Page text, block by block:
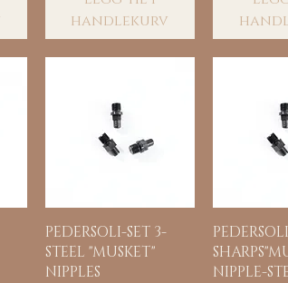
handlekurv
Hurtigvisning
PEDERSOLI-SET 3-
STEEL "MUSKET"
NIPPLES
NIPPLE-